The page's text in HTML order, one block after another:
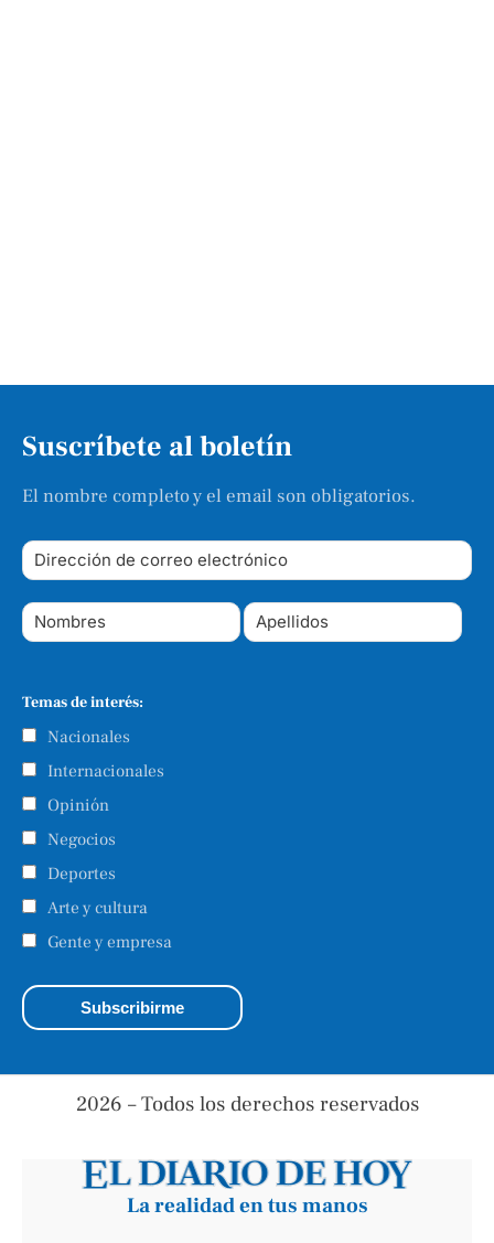
Suscríbete al boletín
El nombre completo y el email son obligatorios.
Temas de interés:
Nacionales
Internacionales
Opinión
Negocios
Deportes
Arte y cultura
Gente y empresa
2026 – Todos los derechos reservados
La realidad en tus manos